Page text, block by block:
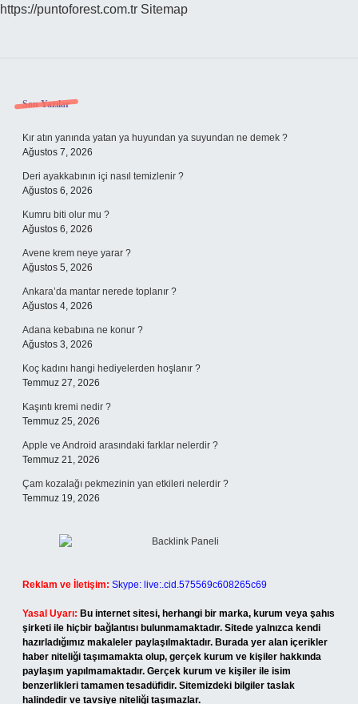
https://puntoforest.com.tr Sitemap
Sidebar
Son Yazılar
Kır atın yanında yatan ya huyundan ya suyundan ne demek ?
Ağustos 7, 2026
Deri ayakkabının içi nasıl temizlenir ?
Ağustos 6, 2026
Kumru biti olur mu ?
Ağustos 6, 2026
Avene krem neye yarar ?
Ağustos 5, 2026
Ankara’da mantar nerede toplanır ?
Ağustos 4, 2026
Adana kebabına ne konur ?
Ağustos 3, 2026
Koç kadını hangi hediyelerden hoşlanır ?
Temmuz 27, 2026
Kaşıntı kremi nedir ?
Temmuz 25, 2026
Apple ve Android arasındaki farklar nelerdir ?
Temmuz 21, 2026
Çam kozalağı pekmezinin yan etkileri nelerdir ?
Temmuz 19, 2026
Reklam ve İletişim: Skype: live:.cid.575569c608265c69
Yasal Uyarı: Bu internet sitesi, herhangi bir marka, kurum veya şahıs
şirketi ile hiçbir bağlantısı bulunmamaktadır. Sitede yalnızca kendi
hazırladığımız makaleler paylaşılmaktadır. Burada yer alan içerikler
haber niteliği taşımamakta olup, gerçek kurum ve kişiler hakkında
paylaşım yapılmamaktadır. Gerçek kurum ve kişiler ile isim
benzerlikleri tamamen tesadüfidir. Sitemizdeki bilgiler taslak
halindedir ve tavsiye niteliği taşımazlar.